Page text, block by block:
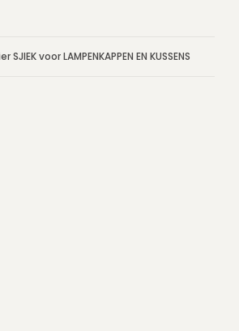
SJIEK voor LAMPENKAPPEN EN KUSSENS